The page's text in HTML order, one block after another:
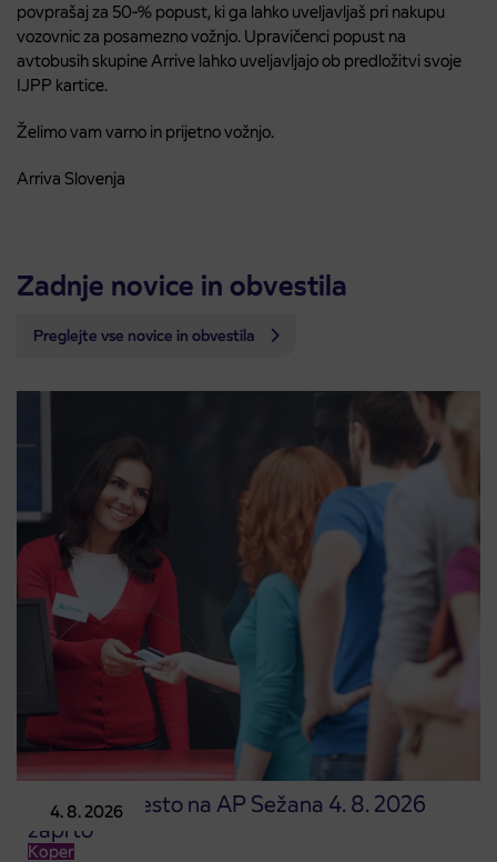
povprašaj za 50-% popust, ki ga lahko uveljavljaš pri nakupu
vozovnic za posamezno vožnjo. Upravičenci popust na
avtobusih skupine Arrive lahko uveljavljajo ob predložitvi svoje
IJPP kartice.
Želimo vam varno in prijetno vožnjo.
Arriva Slovenja
Zadnje novice in obvestila
Preglejte vse novice in obvestila
4. 8. 2026
Prodajno mesto na AP Sežana 4. 8. 2026
zaprto
Koper